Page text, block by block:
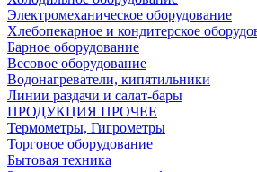
Электромеханическое оборудование
Хлебопекарное и кондитерское
Барное оборудование
Весовое оборудование
Водонагреватели, кипятильники
Линии раздачи и салат-бары
ПРОДУКЦИЯ ПРОЧЕЕ
Термометры, Гигрометры
Торговое оборудование
Бытовая техника